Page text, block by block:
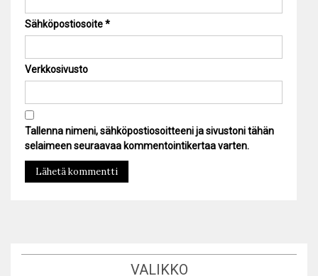
Sähköpostiosoite*
Verkkosivusto
Tallenna nimeni, sähköpostiosoitteeni ja sivustoni tähän
selaimeen seuraavaa kommentointikertaa varten.
VALIKKO